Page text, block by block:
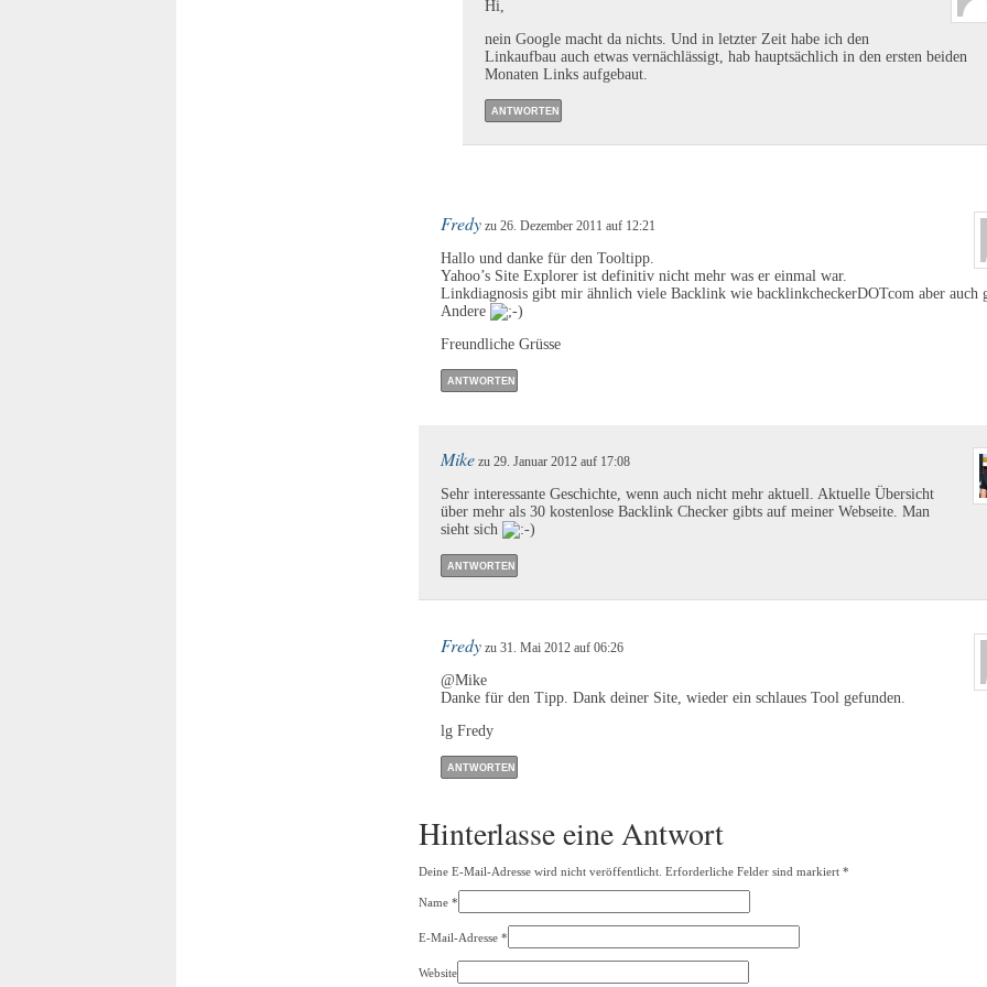
Hi,
nein Google macht da nichts. Und in letzter Zeit habe ich den
Linkaufbau auch etwas vernächlässigt, hab hauptsächlich in den ersten beiden
Monaten Links aufgebaut.
ANTWORTEN
Fredy zu 26. Dezember 2011 auf 12:21
Hallo und danke für den Tooltipp.
Yahoo’s Site Explorer ist definitiv nicht mehr was er einmal war.
Linkdiagnosis gibt mir ähnlich viele Backlink wie backlinkcheckerDOTcom aber auch
Andere
Freundliche Grüsse
ANTWORTEN
Mike zu 29. Januar 2012 auf 17:08
Sehr interessante Geschichte, wenn auch nicht mehr aktuell. Aktuelle Übersicht
über mehr als 30 kostenlose Backlink Checker gibts auf meiner Webseite. Man
sieht sich
ANTWORTEN
Fredy zu 31. Mai 2012 auf 06:26
@Mike
Danke für den Tipp. Dank deiner Site, wieder ein schlaues Tool gefunden.
lg Fredy
ANTWORTEN
Hinterlasse eine Antwort
Deine E-Mail-Adresse wird nicht veröffentlicht. Erforderliche Felder sind markiert *
Name *
E-Mail-Adresse *
Website